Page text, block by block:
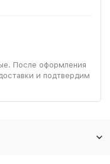
После оформления
и подтвердим